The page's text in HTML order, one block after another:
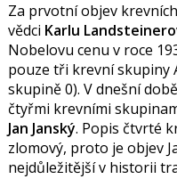
Za prvotní objev
vědci Karlu
Nobelovu cenu v roce
pouze tři krevní skupiny
skupině 0). V dnešní
čtyřmi krevními
Jan Janský. Popis čtvrté
zlomový, proto je objev
nejdůležitější v historii